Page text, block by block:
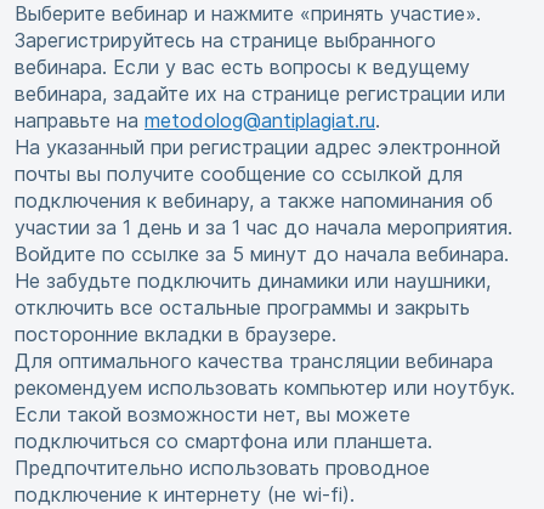
Выберите вебинар и нажмите «принять участие».
Зарегистрируйтесь на странице выбранного
вебинара. Если у вас есть вопросы к ведущему
вебинара, задайте их на странице регистрации или
направьте на metodolog@antiplagiat.ru.
На указанный при регистрации адрес электронной
почты вы получите сообщение со ссылкой для
подключения к вебинару, а также напоминания об
участии за 1 день и за 1 час до начала мероприятия.
Войдите по ссылке за 5 минут до начала вебинара.
Не забудьте подключить динамики или наушники,
отключить все остальные программы и закрыть
посторонние вкладки в браузере.
Для оптимального качества трансляции вебинара
рекомендуем использовать компьютер или ноутбук.
Если такой возможности нет, вы можете
подключиться со смартфона или планшета.
Предпочтительно использовать проводное
подключение к интернету (не wi-fi).